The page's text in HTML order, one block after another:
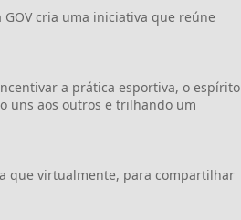
cria uma iniciativa que reúne
a prática esportiva, o espírito
uns aos outros e trilhando um
que virtualmente, para compartilhar